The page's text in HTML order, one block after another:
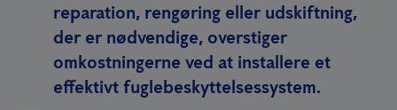
reparation, rengøring eller udskiftning,
der er nødvendige, overstiger
omkostningerne ved at installere et
effektivt fuglebeskyttelsessystem.